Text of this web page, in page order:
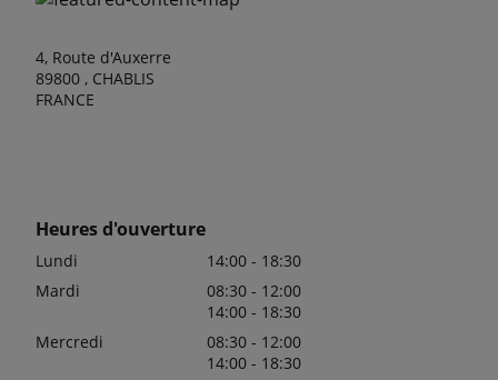
4, Route d'Auxerre
89800 , CHABLIS
FRANCE
Heures d'ouverture
Lundi
14:00 - 18:30
Mardi
08:30 - 12:00
14:00 - 18:30
Mercredi
08:30 - 12:00
14:00 - 18:30